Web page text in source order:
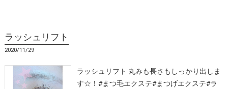
ラッシュリフト
2020/11/29
ラッシュリフト 丸みも長さもしっかり出しま
す☆！#まつ毛エクステ#まつげエクステ#ラ